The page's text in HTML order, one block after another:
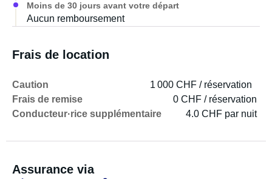
Moins de 30 jours avant votre départ
Aucun remboursement
Frais de location
Caution
1 000 CHF / réservation
Frais de remise
0 CHF / réservation
Conducteur·rice supplémentaire
4.0 CHF par nuit
Assurance via